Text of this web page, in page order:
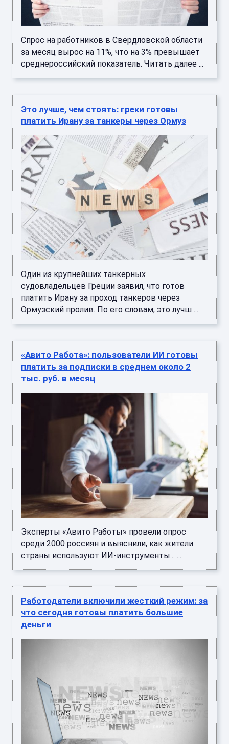
Спрос на работников в Свердловской области
за месяц вырос на 11%, что на 3% превышает
среднероссийский показатель. Читать далее ...
Это лучше, чем стоять: греки готовы
платить Ирану за танкеры через Ормуз
Один из крупнейших танкерных
судовладельцев Греции заявил, что готов
платить Ирану за проход танкеров через
Ормузский пролив. По его словам, это лучш ...
«Авито Работа»: пользователи ИИ готовы
платить за подписки в среднем около 2
тыс. руб. в месяц
Эксперты «Авито Работы» провели опрос
среди 2000 россиян и выяснили, как жители
страны используют ИИ-инструменты... ...
Работодатели включили жесткий режим: за
что сегодня готовы платить большие
деньги